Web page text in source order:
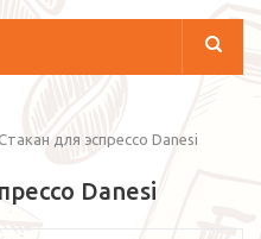
для эспрессо Danesi
Danesi